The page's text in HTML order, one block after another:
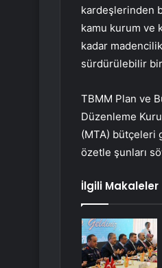
kardeşlerinden
kamu kurum ve
kadar
sürdürülebilir bir
TBMM Plan ve
Düzenleme
(MTA) bütçeleri
özetle şunları
İlgili Makaleler